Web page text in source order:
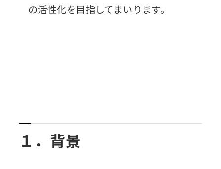
の活性化を目指してまいります。
１．背景